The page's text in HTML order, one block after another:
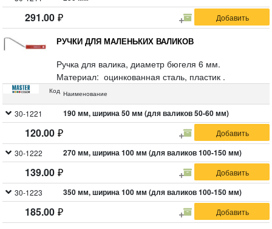
291.00
РУЧКИ ДЛЯ МАЛЕНЬКИХ ВАЛИКОВ
Ручка для валика, диаметр бюгеля 6 мм.
Материал: оцинкованная сталь, пластик .
Код Наименование
30-1221 190 мм, ширина 50 мм (для валиков 50-60 мм)
120.00
30-1222 270 мм, ширина 100 мм (для валиков 100-150 мм)
139.00
30-1223 350 мм, ширина 100 мм (для валиков 100-150 мм)
185.00